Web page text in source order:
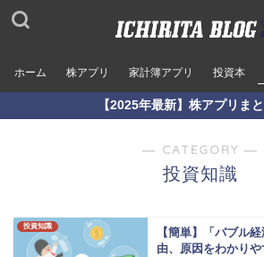
ホーム 株アプリ 家計簿アプリ 投資本
【2025年最新】株アプリま
― CATEGORY ―
投資知識
投資知識
【簡単】「バブル
由、原因をわかり